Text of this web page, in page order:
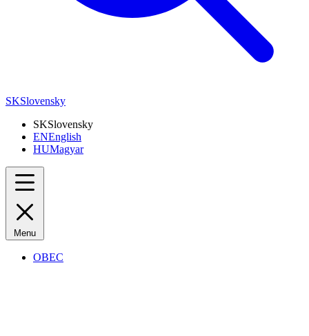
SKSlovensky
SKSlovensky
ENEnglish
HUMagyar
Menu
OBEC